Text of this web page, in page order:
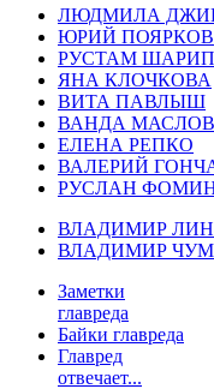
ЛЮДМИЛА
ЮРИЙ ПОЯРКОВ
РУСТАМ
ЯНА КЛОЧКОВА
ВИТА ПАВЛЫШ
ВАНДА
ЕЛЕНА РЕПКО
ВАЛЕРИЙ
РУСЛАН
ВЛАДИМИР
ВЛАДИМИР
Заметки
главреда
Байки главреда
Главред
отвечает...